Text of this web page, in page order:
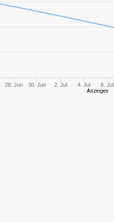
5
2
28. Jun 30. Jun 2. Jul 4. Jul 6. Jul
Anzeigen